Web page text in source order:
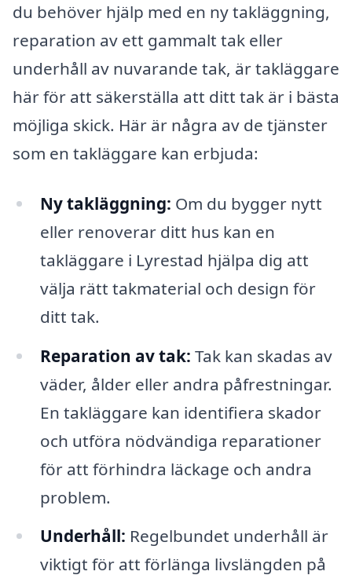
du behöver hjälp med en ny takläggning,
reparation av ett gammalt tak eller
underhåll av nuvarande tak, är takläggare
här för att säkerställa att ditt tak är i bästa
möjliga skick. Här är några av de tjänster
som en takläggare kan erbjuda:
Ny takläggning: Om du bygger nytt
eller renoverar ditt hus kan en
takläggare i Lyrestad hjälpa dig att
välja rätt takmaterial och design för
ditt tak.
Reparation av tak: Tak kan skadas av
väder, ålder eller andra påfrestningar.
En takläggare kan identifiera skador
och utföra nödvändiga reparationer
för att förhindra läckage och andra
problem.
Underhåll: Regelbundet underhåll är
viktigt för att förlänga livslängden på